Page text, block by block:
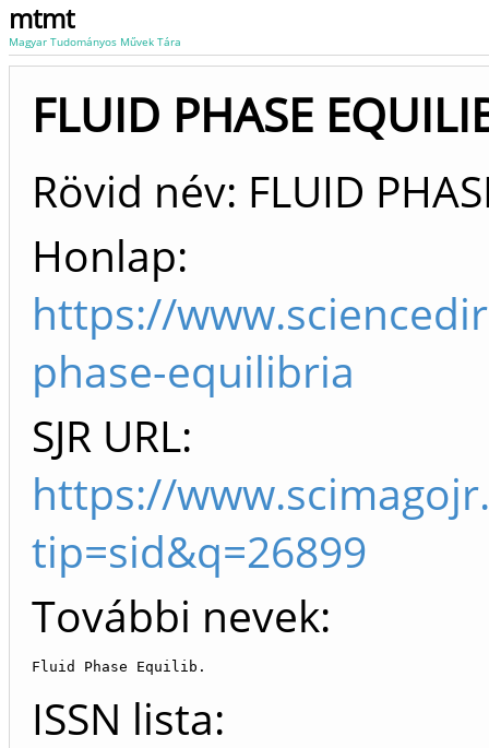
mtmt
Magyar Tudományos Művek Tára
FLUID PHASE
Rövid név: FLUID
Honlap:
https://
phase-equilibria
SJR URL:
https://
tip=sid&q=26899
További nevek:
Fluid Phase Equilib.
ISSN lista